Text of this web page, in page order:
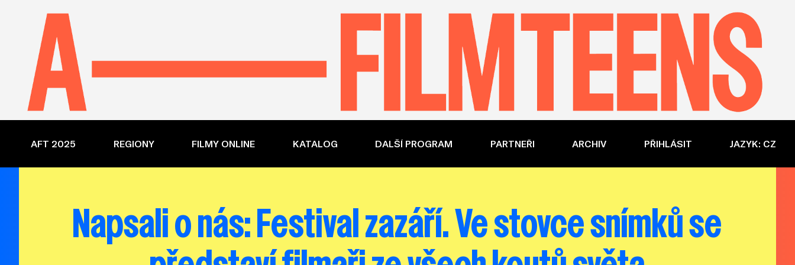
AFT 2025 REGIONY FILMY ONLINE KATALOG DALŠÍ PROGRAM PARTNEŘI ARCHIV PŘIHLÁSIT JAZYK: CZ
Napsali o nás: Festival zazáří. Ve stovce snímků se